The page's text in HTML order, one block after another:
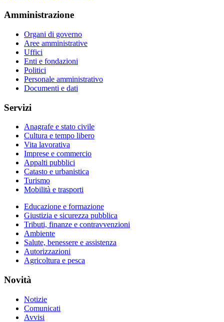
Amministrazione
Organi di governo
Aree amministrative
Uffici
Enti e fondazioni
Politici
Personale amministrativo
Documenti e dati
Servizi
Anagrafe e stato civile
Cultura e tempo libero
Vita lavorativa
Imprese e commercio
Appalti pubblici
Catasto e urbanistica
Turismo
Mobilità e trasporti
Educazione e formazione
Giustizia e sicurezza pubblica
Tributi, finanze e contravvenzioni
Ambiente
Salute, benessere e assistenza
Autorizzazioni
Agricoltura e pesca
Novità
Notizie
Comunicati
Avvisi